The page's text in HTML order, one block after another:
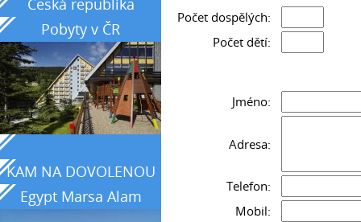
Česká republika
Pobyty v ČR
KAM NA DOVOLENOU
Egypt Marsa Alam
Počet dospělých:
Počet dětí:
Jméno:
Adresa:
Telefon:
Mobil: